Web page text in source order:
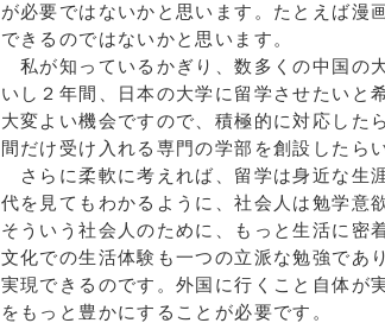
が必要ではないかと思います。たとえば漫
できるのではないかと思います。
私が知っているかぎり、数多くの中国の
いし２年間、日本の大学に留学させたいと
大変よい機会ですので、積極的に対応した
間だけ受け入れる専門の学部を創設したら
さらに柔軟に考えれば、留学は身近な生
代を見てもわかるように、社会人は勉学意
そういう社会人のために、もっと生活に密
文化での生活体験も一つの立派な勉強であ
実現できるのです。外国に行くこと自体が
をもっと豊かにすることが必要です。